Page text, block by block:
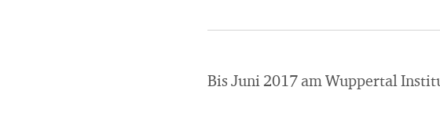
Bis Juni 2017 am Wuppertal